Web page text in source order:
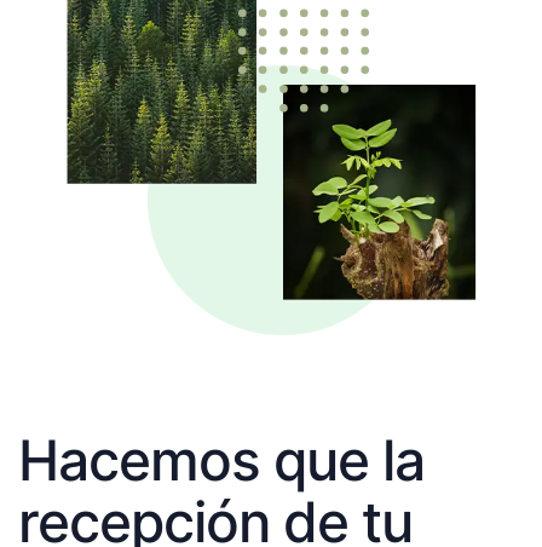
Hacemos que la
recepción de tu